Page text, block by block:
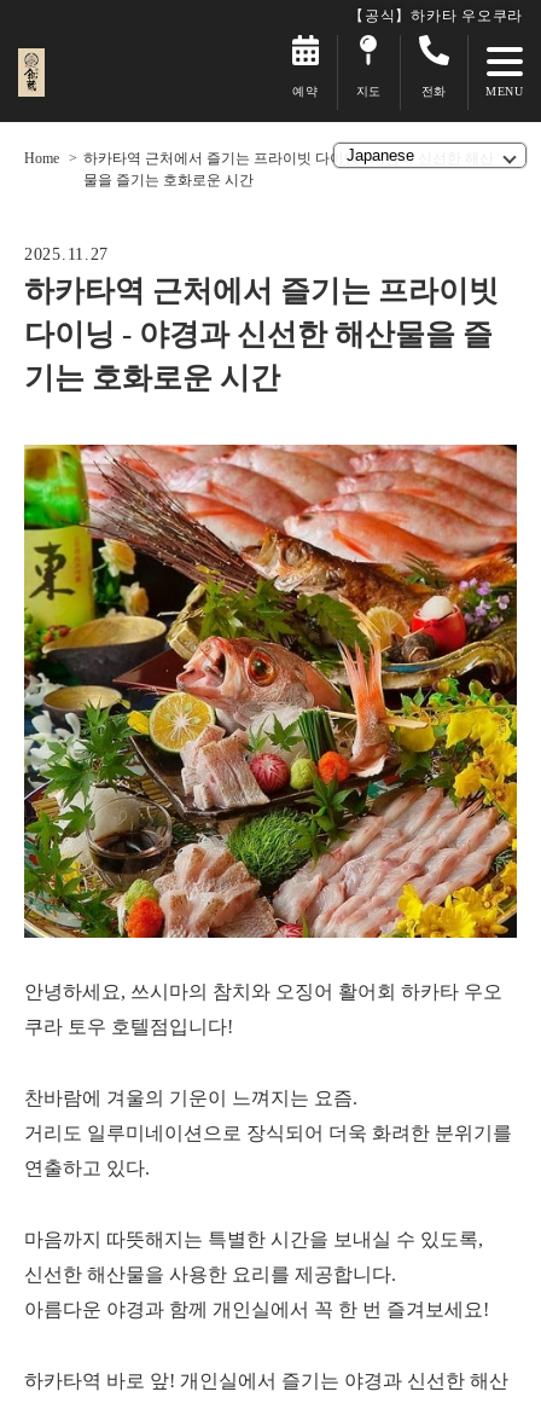
【공식】하카타 우오쿠라
예약 지도 전화
Home
하카타역 근처에서 즐기는 프라이빗 다이닝 - 야경과 신선한 해산
물을 즐기는 호화로운 시간
2025.11.27
하카타역 근처에서 즐기는 프라이빗
다이닝 - 야경과 신선한 해산물을 즐
기는 호화로운 시간
안녕하세요, 쓰시마의 참치와 오징어 활어회 하카타 우오
쿠라 토우 호텔점입니다!
찬바람에 겨울의 기운이 느껴지는 요즘.
거리도 일루미네이션으로 장식되어 더욱 화려한 분위기를
연출하고 있다.
마음까지 따뜻해지는 특별한 시간을 보내실 수 있도록,
신선한 해산물을 사용한 요리를 제공합니다.
아름다운 야경과 함께 개인실에서 꼭 한 번 즐겨보세요!
하카타역 바로 앞! 개인실에서 즐기는 야경과 신선한 해산